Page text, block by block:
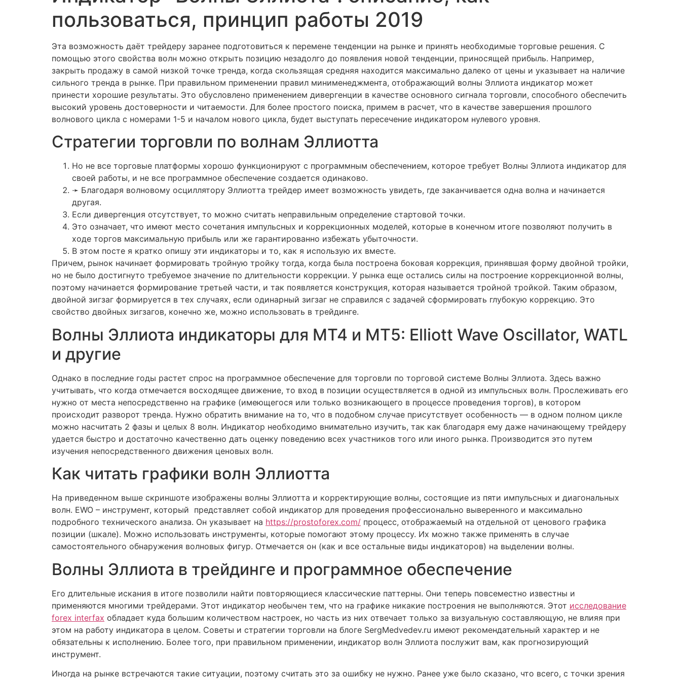
пользоваться, принцип работы 2019
Эта возможность даёт трейдеру заранее подготовиться к перемене тенденции на рынке и принять необходимые торговые решения. С
помощью этого свойства волн можно открыть позицию незадолго до появления новой тенденции, приносящей прибыль. Например,
закрыть продажу в самой низкой точке тренда, когда скользящая средняя находится максимально далеко от цены и указывает на наличие
сильного тренда в рынке. При правильном применении правил минименеджмента, отображающий волны Эллиота индикатор может
принести хорошие результаты. Это обусловлено применением дивергенции в качестве основного сигнала торговли, способного обеспечить
высокий уровень достоверности и читаемости. Для более простого поиска, примем в расчет, что в качестве завершения прошлого
волнового цикла с номерами 1-5 и началом нового цикла, будет выступать пересечение индикатором нулевого уровня.
Стратегии торговли по волнам Эллиотта
Но не все торговые платформы хорошо функционируют с программным обеспечением, которое требует Волны Эллиота индикатор для
своей работы, и не все программное обеспечение создается одинаково.
➛ Благодаря волновому осциллятору Эллиотта трейдер имеет возможность увидеть, где заканчивается одна волна и начинается
другая.
Если дивергенция отсутствует, то можно считать неправильным определение стартовой точки.
Это означает, что имеют место сочетания импульсных и коррекционных моделей, которые в конечном итоге позволяют получить в
ходе торгов максимальную прибыль или же гарантированно избежать убыточности.
В этом посте я кратко опишу эти индикаторы и то, как я использую их вместе.
Причем, рынок начинает формировать тройную тройку тогда, когда была построена боковая коррекция, принявшая форму двойной тройки,
но не было достигнуто требуемое значение по длительности коррекции. У рынка еще остались силы на построение коррекционной волны,
поэтому начинается формирование третьей части, и так появляется конструкция, которая называется тройной тройкой. Таким образом,
двойной зигзаг формируется в тех случаях, если одинарный зигзаг не справился с задачей сформировать глубокую коррекцию. Это
свойство двойных зигзагов, конечно же, можно использовать в трейдинге.
Волны Эллиота индикаторы для МТ4 и МТ5: Elliott Wave Oscillator, WATL
и другие
Однако в последние годы растет спрос на программное обеспечение для торговли по торговой системе Волны Эллиота. Здесь важно
учитывать, что когда отмечается восходящее движение, то вход в позиции осуществляется в одной из импульсных волн. Прослеживать его
нужно от места непосредственно на графике (имеющегося или только возникающего в процессе проведения торгов), в котором
происходит разворот тренда. Нужно обратить внимание на то, что в подобном случае присутствует особенность — в одном полном цикле
можно насчитать 2 фазы и целых 8 волн. Индикатор необходимо внимательно изучить, так как благодаря ему даже начинающему трейдеру
удается быстро и достаточно качественно дать оценку поведению всех участников того или иного рынка. Производится это путем
изучения непосредственного движения ценовых волн.
Как читать графики волн Эллиотта
На приведенном выше скриншоте изображены волны Эллиотта и корректирующие волны, состоящие из пяти импульсных и диагональных
волн. EWO – инструмент, который представляет собой индикатор для проведения профессионально выверенного и максимально
подробного технического анализа. Он указывает на https://prostoforex.com/ процесс, отображаемый на отдельной от ценового графика
позиции (шкале). Можно использовать инструменты, которые помогают этому процессу. Их можно также применять в случае
самостоятельного обнаружения волновых фигур. Отмечается он (как и все остальные виды индикаторов) на выделении волны.
Волны Эллиота в трейдинге и программное обеспечение
Его длительные искания в итоге позволили найти повторяющиеся классические паттерны. Они теперь повсеместно известны и
применяются многими трейдерами. Этот индикатор необычен тем, что на графике никакие построения не выполняются. Этот исследование
forex interfax обладает куда большим количеством настроек, но часть из них отвечает только за визуальную составляющую, не влияя при
этом на работу индикатора в целом. Советы и стратегии торговли на блоге SergMedvedev.ru имеют рекомендательный характер и не
обязательны к исполнению. Более того, при правильном применении, индикатор волн Эллиота послужит вам, как прогнозирующий
инструмент.
Иногда на рынке встречаются такие ситуации, поэтому считать это за ошибку не нужно. Ранее уже было сказано, что всего, с точки зрения